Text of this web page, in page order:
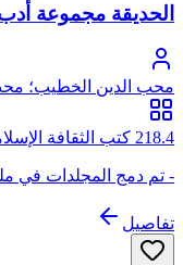
الحديقة مجموعة
محب الدين الخطيب؛ محب
بن صالح الخطيب، يتصل
218.4 كتب الثقافة الإسلامية العامة
- تم دمج المجلدات في
تفاصيل